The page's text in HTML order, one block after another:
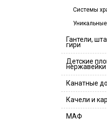
Системы
Гантели,
гири
Гантели,
Гантели
Гири
Грифы
Log Bar
Грифы 25 мм
Диски
Диски 26 мм
Замки
Детские
нержавейки
Детские
Канатные
Качели и
Горки и
МАФ